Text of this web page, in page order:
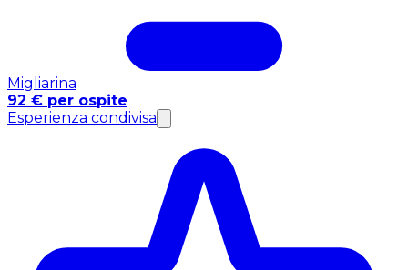
Migliarina
92 € per ospite
Esperienza condivisa